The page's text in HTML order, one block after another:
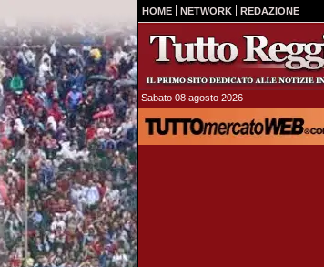
HOME NETWORK REDAZIONE
Sabato 08 agosto 2026